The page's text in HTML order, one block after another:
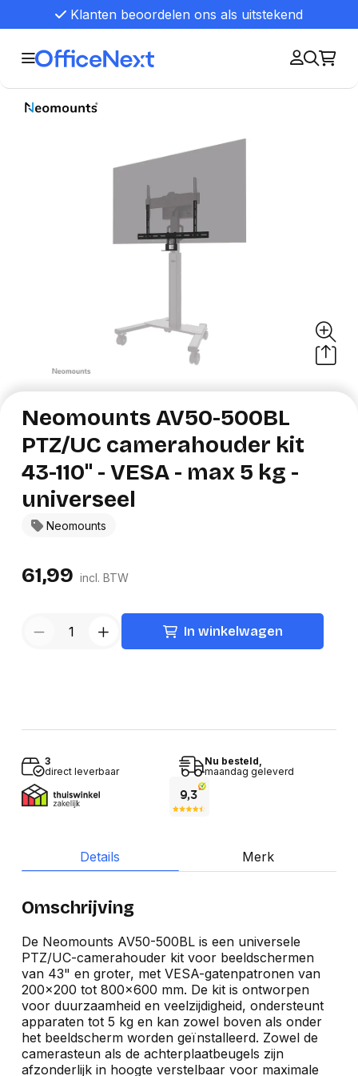
Klanten beoordelen ons als uitstekend
Neomounts
Neomounts AV50-500BL
PTZ/UC camerahouder kit
43-110" - VESA - max 5 kg -
universeel
61,99 incl. BTW
In winkelwagen
3
direct leverbaar
Nu besteld,
maandag geleverd
Details Merk
Omschrijving
De Neomounts AV50-500BL is een universele
PTZ/UC-camerahouder kit voor beeldschermen
van 43" en groter, met VESA-gatenpatronen van
200x200 tot 800x600 mm. De kit is ontworpen
voor duurzaamheid en veelzijdigheid, ondersteunt
apparaten tot 5 kg en kan zowel boven als onder
het beeldscherm worden geïnstalleerd. Zowel de
camerasteun als de achterplaatbeugels zijn
afzonderlijk in hoogte verstelbaar voor maximale